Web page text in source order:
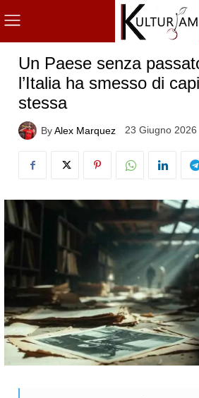
Un Paese senza
l’Italia ha smesso di
stessa
ByAlex Marquez 23 Giugno 2026